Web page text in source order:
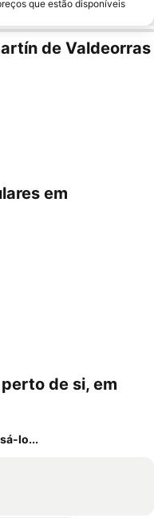
que estão disponíveis
de Valdeorras
em
de si, em
lo...